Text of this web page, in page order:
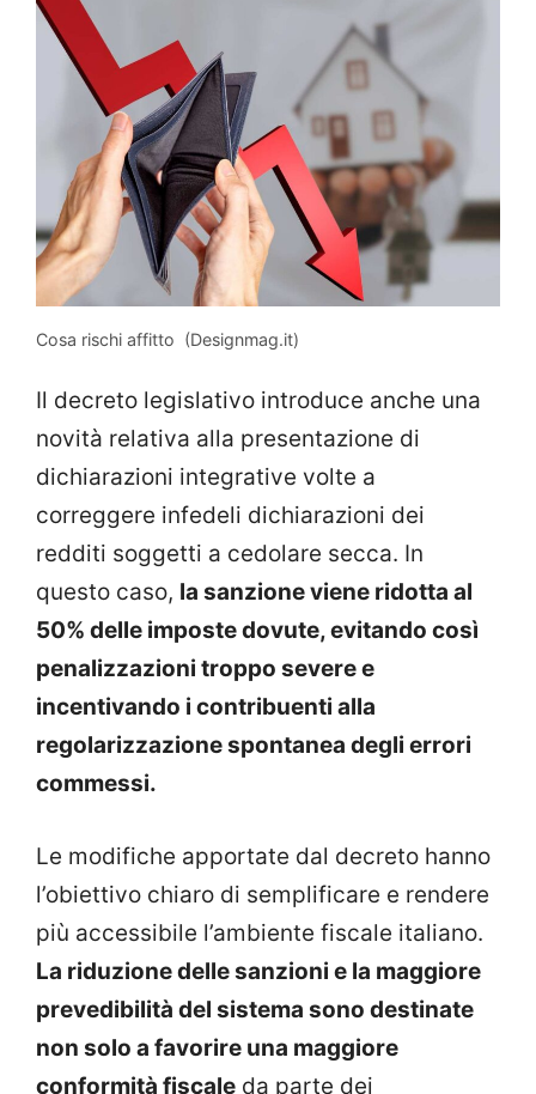
Cosa rischi affitto (Designmag.it)
Il decreto legislativo introduce anche una
novità relativa alla presentazione di
dichiarazioni integrative volte a
correggere infedeli dichiarazioni dei
redditi soggetti a cedolare secca. In
questo caso, la sanzione viene ridotta al
50% delle imposte dovute, evitando così
penalizzazioni troppo severe e
incentivando i contribuenti alla
regolarizzazione spontanea degli errori
commessi.
Le modifiche apportate dal decreto hanno
l’obiettivo chiaro di semplificare e rendere
più accessibile l’ambiente fiscale italiano.
La riduzione delle sanzioni e la maggiore
prevedibilità del sistema sono destinate
non solo a favorire una maggiore
conformità fiscale da parte dei